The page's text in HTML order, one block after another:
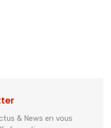
& News en vous